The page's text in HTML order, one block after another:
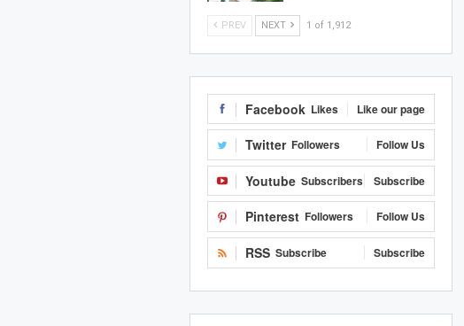
PREV NEXT 1 of 1,912
Facebook Likes Like our page
Twitter Followers Follow Us
Youtube Subscribers Subscribe
Pinterest Followers Follow Us
RSS Subscribe Subscribe